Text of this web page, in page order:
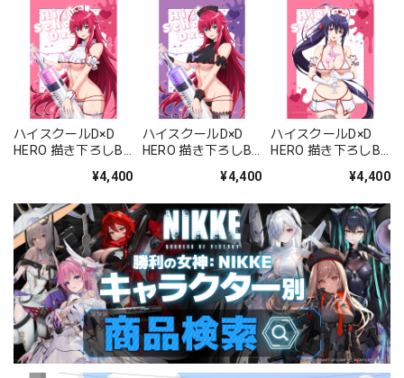
ハイスクールD×D
HERO 描き下ろしB2
ス・グレモリー/白
¥4,400
ハイスクールD×D
HERO 描き下ろしB2
ス・グレモリー/黒
¥4,400
ハイスクールD×D
HERO 描き下ろしB2
朱乃/白ナース)Wス
¥4,400